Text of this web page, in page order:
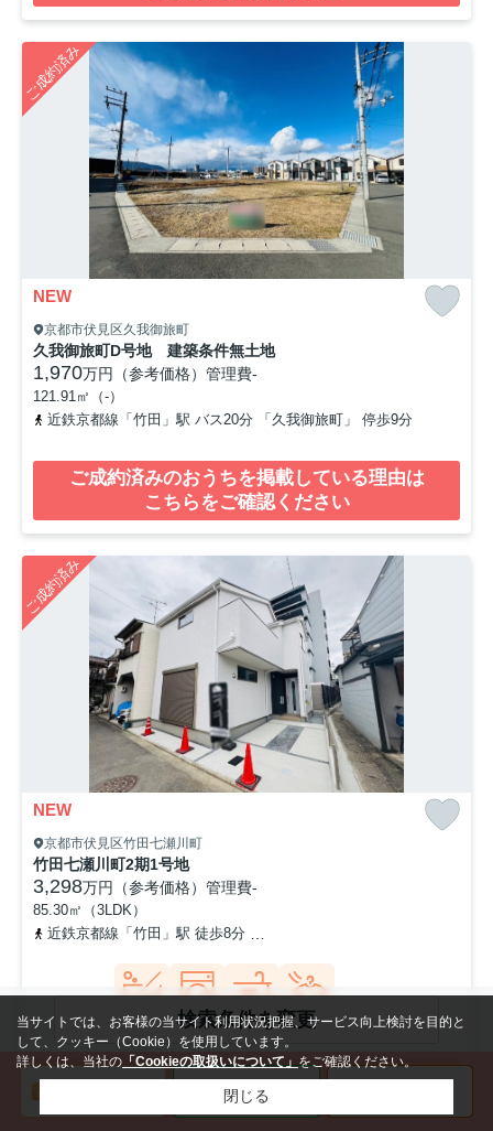
ご成約済み
NEW
京都市伏見区久我御旅町
久我御旅町D号地 建築条件無土地
1,970万円（参考価格） 管理費-
121.91㎡（-）
近鉄京都線「竹田」駅 バス20分 「久我御旅町」 停歩9分
ご成約済みのおうちを掲載している理由は
こちらをご確認ください
ご成約済み
NEW
京都市伏見区竹田七瀬川町
竹田七瀬川町2期1号地
3,298万円（参考価格） 管理費-
85.30㎡（3LDK）
近鉄京都線「竹田」駅 徒歩8分
バストイレ
別
室内洗濯機
置場
カウンター
キッチン
浴室乾燥機
ご成約済みのおうちを掲載している理由は
こちらをご確認ください
検索条件を変更
当サイトでは、お客様の当サイト利用状況把握、サービス向上検討を目的と
して、クッキー（Cookie）を使用しています。
詳しくは、当社の 「Cookieの取扱いについて」をご確認ください。
閉じる